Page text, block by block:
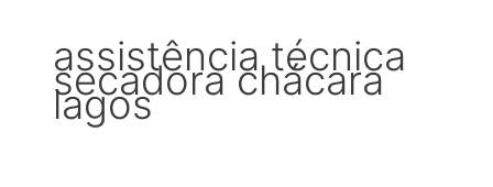
assistência técnica
secadora chácara
lagos